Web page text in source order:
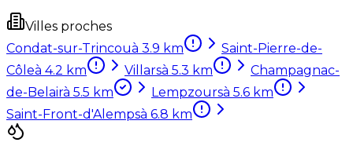
Villes proches
Condat-sur-Trincouà 3.9 km
Saint-Pierre-de-
Côleà 4.2 km Villarsà 5.3 km
Champagnac-
de-Belairà 5.5 km Lempzoursà 5.6 km
Saint-Front-d'Alempsà 6.8 km